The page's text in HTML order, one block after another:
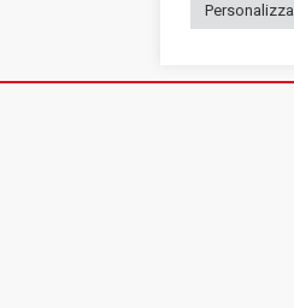
Personalizza